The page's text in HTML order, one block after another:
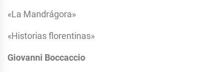
«La Mandrágora»
«Historias florentinas»
Giovanni Boccaccio